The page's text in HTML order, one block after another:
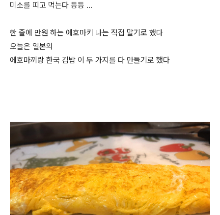
미소를 띠고 먹는다 등등 …
한 줄에 만원 하는 에호마키 나는 직접 말기로 했다
오늘은 일본의
에호마끼랑 한국 김밥 이 두 가지를 다 만들기로 했다